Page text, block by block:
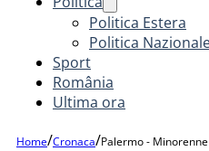
Politica Estera
Politica
Sport
România
Ultima ora
Home/Cronaca/Palermo -